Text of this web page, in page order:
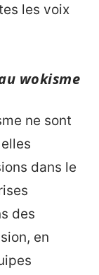
les voix
wokisme
ne sont
dans le
des
en